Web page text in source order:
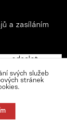
a zasíláním
svých služeb
stránek